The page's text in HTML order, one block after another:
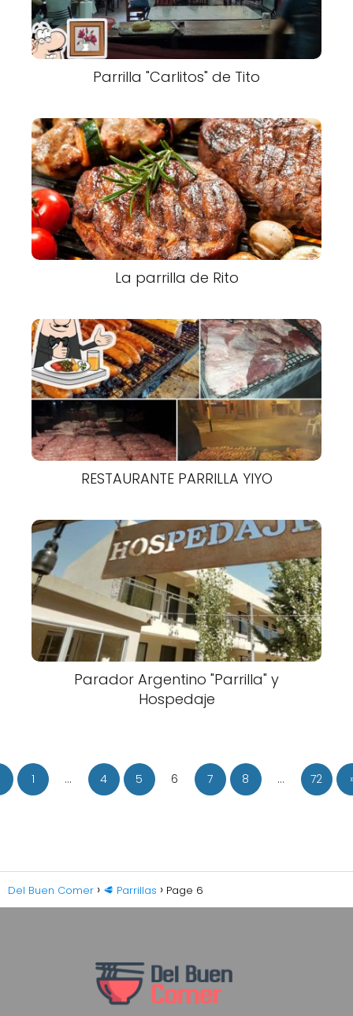
Parrilla "Carlitos" de Tito
La parrilla de Rito
RESTAURANTE PARRILLA YIYO
Parador Argentino "Parrilla" y
Hospedaje
1 … 4 5 6 7 8 … 72
Del Buen Comer 🥩 Parrillas Page 6